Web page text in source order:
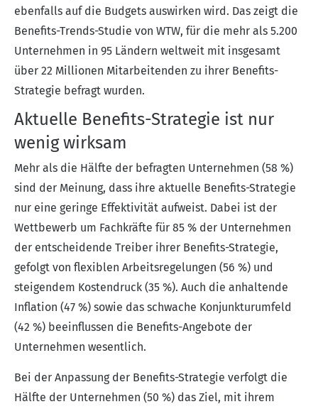
ebenfalls auf die Budgets auswirken wird. Das zeigt die
Benefits-Trends-Studie von WTW, für die mehr als 5.200
Unternehmen in 95 Ländern weltweit mit insgesamt
über 22 Millionen Mitarbeitenden zu ihrer Benefits-
Strategie befragt wurden.
Aktuelle Benefits-Strategie ist nur
wenig wirksam
Mehr als die Hälfte der befragten Unternehmen (58 %)
sind der Meinung, dass ihre aktuelle Benefits-Strategie
nur eine geringe Effektivität aufweist. Dabei ist der
Wettbewerb um Fachkräfte für 85 % der Unternehmen
der entscheidende Treiber ihrer Benefits-Strategie,
gefolgt von flexiblen Arbeitsregelungen (56 %) und
steigendem Kostendruck (35 %). Auch die anhaltende
Inflation (47 %) sowie das schwache Konjunkturumfeld
(42 %) beeinflussen die Benefits-Angebote der
Unternehmen wesentlich.
Bei der Anpassung der Benefits-Strategie verfolgt die
Hälfte der Unternehmen (50 %) das Ziel, mit ihrem